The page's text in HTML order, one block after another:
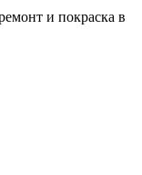
и покраска в